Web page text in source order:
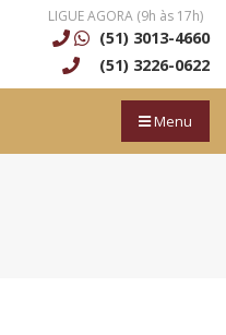
LIGUE AGORA (9h às 17h)
(51) 3013-4660
(51) 3226-0622
Menu